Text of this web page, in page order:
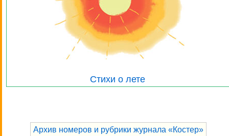
Стихи о лете
Архив номеров и рубрики журнала «Костер»